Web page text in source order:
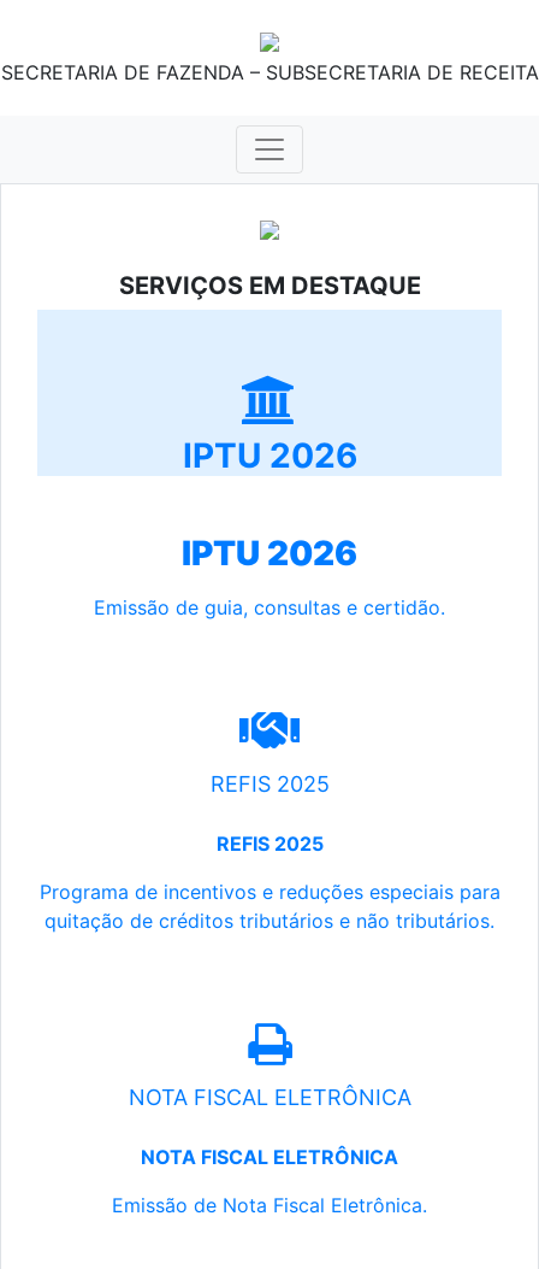
SECRETARIA DE FAZENDA – SUBSECRETARIA DE RECEITA
SERVIÇOS EM DESTAQUE
IPTU 2026
IPTU 2026
Emissão de guia, consultas e certidão.
REFIS 2025
REFIS 2025
Programa de incentivos e reduções especiais para
quitação de créditos tributários e não tributários.
NOTA FISCAL ELETRÔNICA
NOTA FISCAL ELETRÔNICA
Emissão de Nota Fiscal Eletrônica.